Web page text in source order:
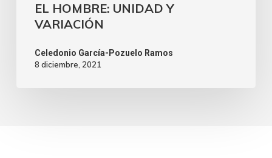
EL HOMBRE: UNIDAD Y
VARIACIÓN
Celedonio García-Pozuelo Ramos
8 diciembre, 2021